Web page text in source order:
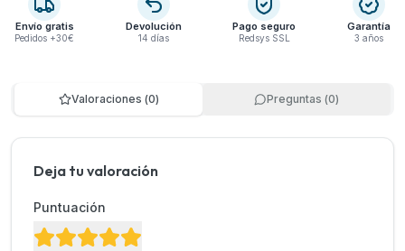
Envío gratis
Pedidos +30€
Devolución
14 días
Pago seguro
Redsys SSL
Garantía
3 años
Valoraciones (0) Preguntas (0)
Deja tu valoración
Puntuación